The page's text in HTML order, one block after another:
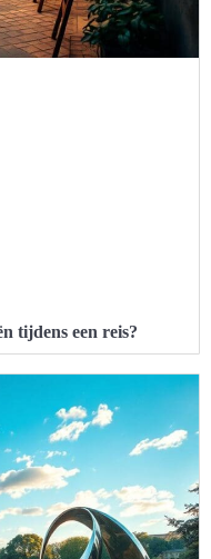
tijdens een reis?